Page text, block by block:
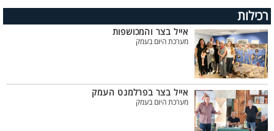
רכילות
אייל בצר והמכושפות
מערכת היום בעמק
אייל בצר בפרלמנט העמק
מערכת היום בעמק